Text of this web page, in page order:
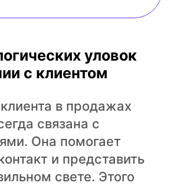
уловок
с клиентом
в продажах
связана с
Она помогает
и представить
свете. Этого